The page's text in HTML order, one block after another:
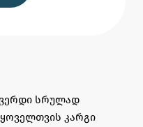
სრულად
კარგი